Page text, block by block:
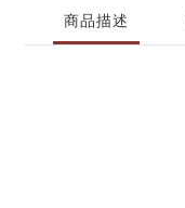
商品描述